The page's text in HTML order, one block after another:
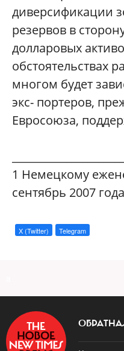
диверсификации
резервов в
долларовых
обстоятельствах
многом будет
экс- портеров,
Евросоюза,
1 Немецкому
сентябрь 2007
X (Twitter) Telegram